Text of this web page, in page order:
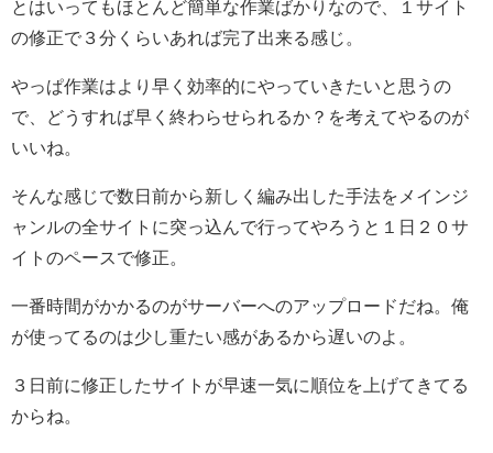
とはいってもほとんど簡単な作業ばかりなので、１サイト
の修正で３分くらいあれば完了出来る感じ。
やっぱ作業はより早く効率的にやっていきたいと思うの
で、どうすれば早く終わらせられるか？を考えてやるのが
いいね。
そんな感じで数日前から新しく編み出した手法をメインジ
ャンルの全サイトに突っ込んで行ってやろうと１日２０サ
イトのペースで修正。
一番時間がかかるのがサーバーへのアップロードだね。俺
が使ってるのは少し重たい感があるから遅いのよ。
３日前に修正したサイトが早速一気に順位を上げてきてる
からね。